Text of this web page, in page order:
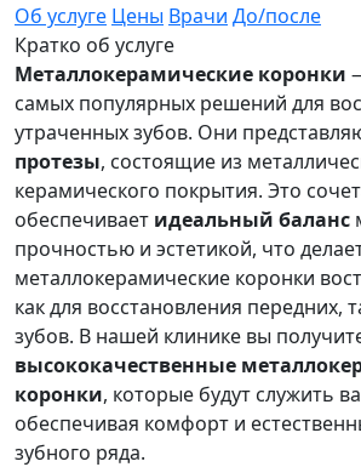
Об услуге Цены Врачи До/после
Кратко об услуге
Металлокерамические коронки
самых популярных решений для
утраченных зубов. Они
протезы, состоящие из
керамического покрытия. Это
обеспечивает идеальный баланс
прочностью и эстетикой, что
металлокерамические коронки
как для восстановления передних,
зубов. В нашей клинике вы
высококачественные
коронки, которые будут служить
обеспечивая комфорт и
зубного ряда.